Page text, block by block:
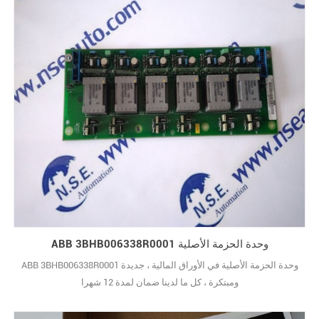
ABB 3BHB006338R0001 وحدة الحزمة الأصلية
ABB 3BHB006338R0001 وحدة الحزمة الأصلية في الأوراق المالية ، جديدة
ومبتكرة ، كل ما لدينا ضمان لمدة 12 شهرا